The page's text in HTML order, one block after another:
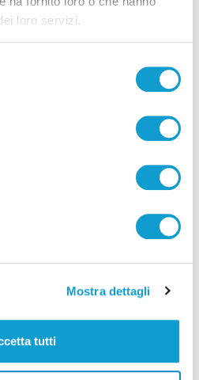
loro servizi.
Mostra dettagli
tutti
- Alessandro Re, da